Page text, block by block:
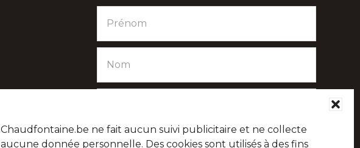
Chaudfontaine.be ne fait aucun suivi publicitaire et ne collecte
aucune donnée personnelle. Des cookies sont utilisés à des fins